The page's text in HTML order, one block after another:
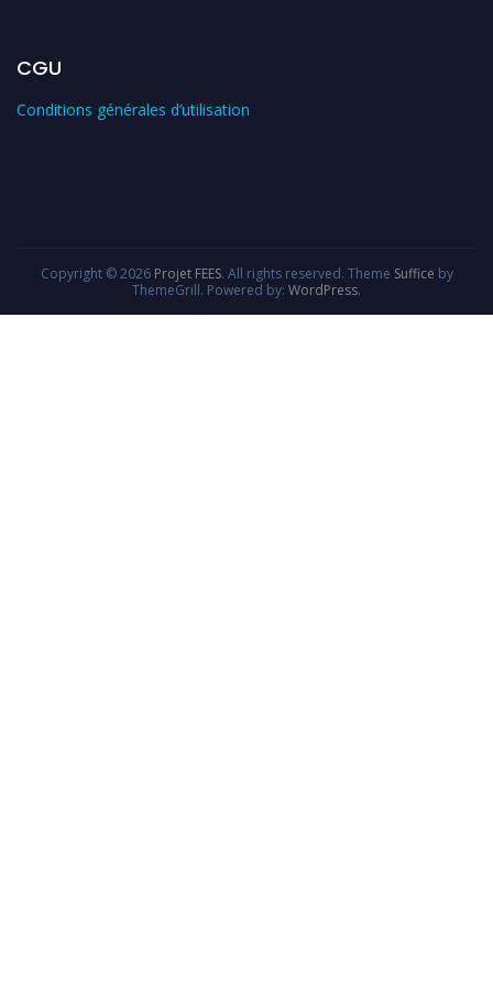
CGU
Conditions générales d’utilisation
Copyright © 2026 Projet FEES. All rights reserved. Theme Suffice by
ThemeGrill. Powered by: WordPress.